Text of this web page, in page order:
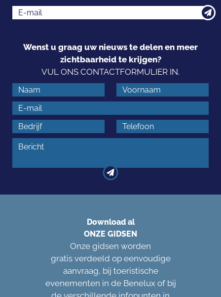
Wenst u graag uw nieuws te delen en meer
zichtbaarheid te krijgen?
VUL ONS CONTACTFORMULIER IN.
Download al
ONZE GIDSEN
Onze gidsen worden
gratis verdeeld op eenvoudige
aanvraag, bij toeristische
evenementen in de Benelux of bij